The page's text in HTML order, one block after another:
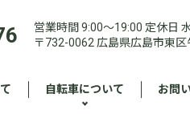
営業時間 9:00～19:00 定休日
〒732-0062 広島県広島市東
自転車について お問